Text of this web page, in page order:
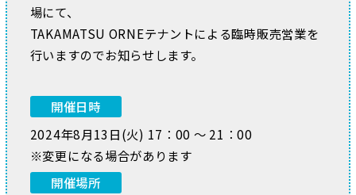
場にて、
TAKAMATSU ORNEテナントによる臨時販売営業を
行いますのでお知らせします。
開催日時
2024年8月13日(火) 17：00 ～ 21：00
※変更になる場合があります
開催場所